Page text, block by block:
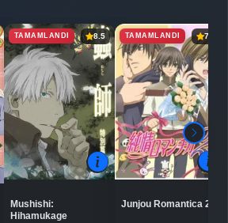
TAMAMLANDI 8.5
Mushishi:
Hihamukage
TAMAMLANDI 7.7
Junjou Romantica 2